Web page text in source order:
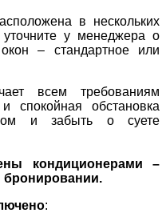
в нескольких
у менеджера о
– стандартное или
всем требованиям
спокойная обстановка
и забыть о суете
кондиционерами –
бронировании.
: